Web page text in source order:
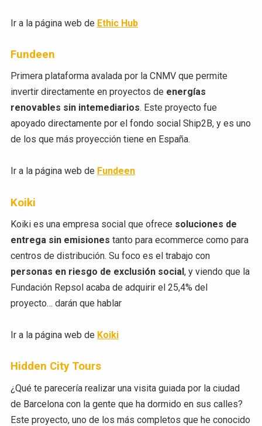
Ir a la página web de Ethic Hub
Fundeen
Primera plataforma avalada por la CNMV que permite
invertir directamente en proyectos de energías
renovables sin intemediarios. Este proyecto fue
apoyado directamente por el fondo social Ship2B, y es uno
de los que más proyección tiene en España.
Ir a la página web de Fundeen
Koiki
Koiki es una empresa social que ofrece soluciones de
entrega sin emisiones tanto para ecommerce como para
centros de distribución. Su foco es el trabajo con
personas en riesgo de exclusión social, y viendo que la
Fundación Repsol acaba de adquirir el 25,4% del
proyecto… darán que hablar
Ir a la página web de Koiki
Hidden City Tours
¿Qué te parecería realizar una visita guiada por la ciudad
de Barcelona con la gente que ha dormido en sus calles?
Este proyecto, uno de los más completos que he conocido